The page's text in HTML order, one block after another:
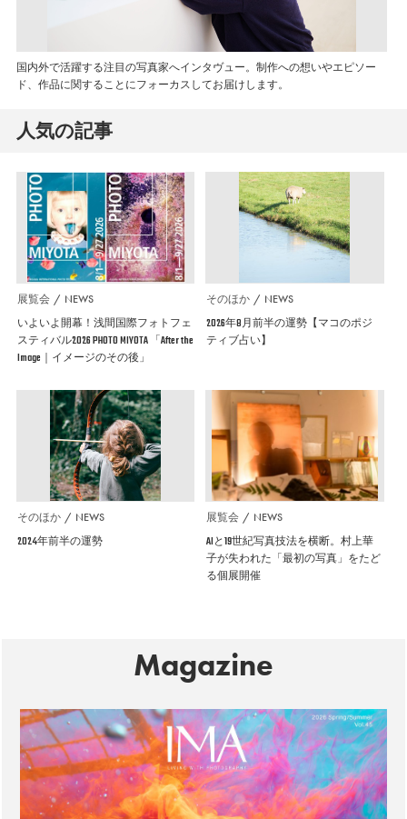
国内外で活躍する注目の写真家へインタヴュー。制作への想いやエピソー
ド、作品に関することにフォーカスしてお届けします。
人気の記事
展覧会 NEWS
いよいよ開幕！浅間国際フォトフェ
スティバル2026 PHOTO MIYOTA 「After the
Image｜イメージのその後」
そのほか NEWS
2026年8月前半の運勢【マコのポジ
ティブ占い】
そのほか NEWS
2024年前半の運勢
展覧会 NEWS
AIと19世紀写真技法を横断。村上華
子が失われた「最初の写真」をたど
る個展開催
Magazine